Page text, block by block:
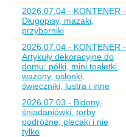
2026.07.04 - KONTENER -
Długopisy, mazaki,
przyborniki
2026.07.04 - KONTENER -
Artykuły dekoracyjne do
domu: półki, mini toaletki,
wazony, osłonki,
świeczniki, lustra i inne
2026.07.03 - Bidony,
śniadaniówki, torby
podróżne, plecaki i nie
tylko